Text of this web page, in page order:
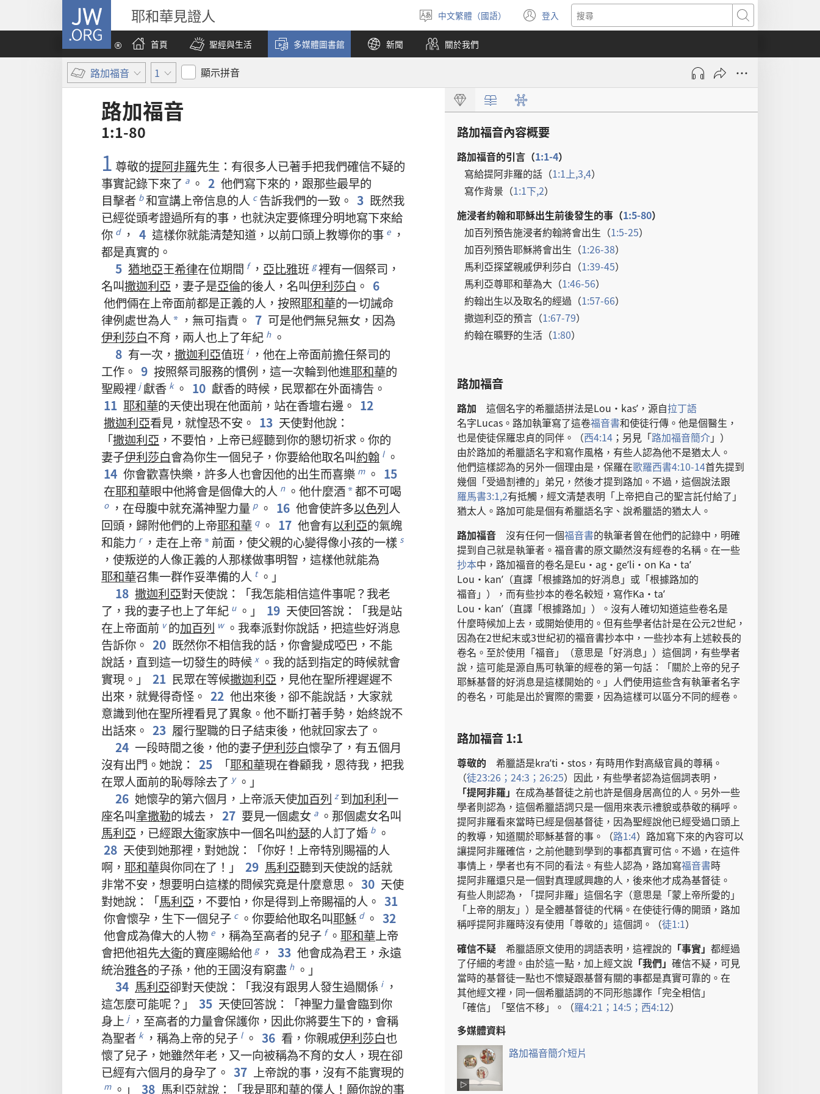
JW.ORG 耶和華見證人
選
擇
語
言
中文繁體（國語） 登入
（開
啟
視
搜
尋
首頁
聖經與生活 多媒體圖書館 新聞 關於我們
路加福音 1 顯示拼音
路加福音
1:1-80
1 尊敬的提阿非羅先生 ： 有很多人已著手把我們確信不疑的
事實記錄下來了 a 。 2 他們寫下來的 ， 跟那些最早的
目擊者 b 和宣講上帝信息的人 c 告訴我們的一致 。 3 既然我
已經從頭考證過所有的事 ， 也就決定要條理分明地寫下來給
你 d ， 4 這樣你就能清楚知道 ， 以前口頭上教導你的事 e ，
都是真實的 。
5 猶地亞王希律在位期間 f ， 亞比雅班 g 裡有一個祭司 ，
名叫撒迦利亞 ， 妻子是亞倫的後人 ， 名叫伊利莎白 。 6
他們倆在上帝面前都是正義的人 ， 按照耶和華的一切誡命
律例處世為人* ， 無可指責 。 7 可是他們無兒無女 ， 因為
伊利莎白不育 ， 兩人也上了年紀 h 。
8 有一次 ， 撒迦利亞值班 i ， 他在上帝面前擔任祭司的
工作 。 9 按照祭司服務的慣例 ， 這一次輪到他進耶和華的
聖殿裡 j 獻香 k 。 10 獻香的時候 ， 民眾都在外面禱告 。
11 耶和華的天使出現在他面前 ， 站在香壇右邊 。 12
撒迦利亞看見 ， 就惶恐不安 。 13 天使對他說 ：
「撒迦利亞 ， 不要怕 ， 上帝已經聽到你的懇切祈求 。 你的
妻子伊利莎白會為你生一個兒子 ， 你要給他取名叫約翰 l 。
14 你會歡喜快樂 ， 許多人也會因他的出生而喜樂 m 。 15
在耶和華眼中他將會是個偉大的人 n 。 他什麼酒*都不可喝
o ， 在母腹中就充滿神聖力量 p 。 16 他會使許多以色列人
回頭 ， 歸附他們的上帝耶和華 q 。 17 他會有以利亞的氣魄
和能力 r ， 走在上帝 * 前面 ， 使父親的心變得像小孩的一樣 s
， 使叛逆的人像正義的人那樣做事明智 ， 這樣他就能為
耶和華召集一群作妥準備的人 t 。」
18 撒迦利亞對天使說 ：「我怎能相信這件事呢？我老
了 ， 我的妻子也上了年紀 u 。」 19 天使回答說 ：「我是站
在上帝面前 v 的加百列 w 。 我奉派對你說話 ， 把這些好消息
告訴你 。 20 既然你不相信我的話 ， 你會變成啞巴 ， 不能
說話 ， 直到這一切發生的時候 x 。 我的話到指定的時候就會
實現 。」 21 民眾在等候撒迦利亞 ， 見他在聖所裡遲遲不
出來 ， 就覺得奇怪 。 22 他出來後 ， 卻不能說話 ， 大家就
意識到他在聖所裡看見了異象 。 他不斷打著手勢 ， 始終說不
出話來 。 23 履行聖職的日子結束後 ， 他就回家去了 。
24 一段時間之後 ， 他的妻子伊利莎白懷孕了 ， 有五個月
沒有出門 。 她說 ： 25 「耶和華現在眷顧我 ， 恩待我 ， 把我
在眾人面前的恥辱除去了 y 。」
26 她懷孕的第六個月 ， 上帝派天使加百列 z 到加利利一
座名叫拿撒勒的城去 ， 27 要見一個處女 a 。 那個處女名叫
馬利亞 ， 已經跟大衛家族中一個名叫約瑟的人訂了婚 b 。
28 天使到她那裡 ， 對她說 ：「你好 ！ 上帝特別賜福的人
啊 ， 耶和華與你同在了 ！」 29 馬利亞聽到天使說的話就
非常不安 ， 想要明白這樣的問候究竟是什麼意思 。 30 天使
對她說 ：「馬利亞 ， 不要怕 ， 你是得到上帝賜福的人 。 31
你會懷孕 ， 生下一個兒子 c 。 你要給他取名叫耶穌 d 。 32
他會成為偉大的人物 e ， 稱為至高者的兒子 f 。 耶和華上帝
會把他祖先大衛的寶座賜給他 g ， 33 他會成為君王 ， 永遠
統治雅各的子孫 ， 他的王國沒有窮盡 h 。」
34 馬利亞卻對天使說 ：「我沒有跟男人發生過關係 i ，
這怎麼可能呢？」 35 天使回答說 ：「神聖力量會臨到你
身上 j ， 至高者的力量會保護你 ， 因此你將要生下的 ， 會稱
為聖者 k ， 稱為上帝的兒子 l 。 36 看 ， 你親戚伊利莎白也
懷了兒子 ， 她雖然年老 ， 又一向被稱為不育的女人 ， 現在卻
已經有六個月的身孕了 。 37 上帝說的事 ， 沒有不能實現的
m 。」 38 馬利亞就說 ：「我是耶和華的僕人 ！ 願你說的事
路加福音內容概要
路加福音的引言 （1:1-4）
寫給提阿非羅的話 （1:1上,3,4）
寫作背景 （1:1下,2）
施浸者約翰和耶穌出生前後發生的事 （1:5-80）
加百列預告施浸者約翰將會出生 （1:5-25）
加百列預告耶穌將會出生 （1:26-38）
馬利亞探望親戚伊利莎白 （1:39-45）
馬利亞尊耶和華為大 （1:46-56）
約翰出生以及取名的經過 （1:57-66）
撒迦利亞的預言 （1:67-79）
約翰在曠野的生活 （1:80）
路加福音
路加 這個名字的希臘語拼法是Lou·kasʹ， 源自拉丁語
名字Lucas。 路加執筆寫了這卷福音書和使徒行傳 。 他是個醫生 ，
也是使徒保羅忠貞的同伴 。（西4:14 ； 另 見 「路加福音簡介」）
由於路加的希臘語名字和寫作風格 ， 有些人認為他不是猶太人 。
他們這樣認為的另外一個理由是 ， 保羅在歌羅西書4:10-14首先提到
幾個 「受過割禮的 」 弟兄 ， 然後才提到路加 。 不過 ， 這個說法跟
羅馬書3:1,2有抵觸 ， 經文清楚表明 「 上帝把自己的聖言託付給了 」
猶太人 。 路加可能是個有希臘語名字 、 說希臘語的猶太人 。
路加福音
沒有任何一個福音書的執筆者曾在他們的記錄中 ， 明確
提到自己就是執筆者 。 福音書的原文顯然沒有經卷的名稱 。 在一些
抄本中 ， 路加福音的卷名是Eu·ag·geʹli·on Ka·taʹ
Lou·kanʹ（直譯 「根據路加的好消息 」 或 「根據路加的
福音」）， 而有些抄本的卷名較短 ， 寫作Ka·taʹ
Lou·kanʹ（直譯 「根據路加 」）。 沒有人確切知道這些卷名是
什麼時候加 上去 ， 或開始使用的 。 但有些學者估計是在公元2世紀 ，
因為在2世紀末或3世紀初的福音書抄本中 ， 一些抄本有 上述較長的
卷名 。 至於使用 「福音」（意思是 「好消息 」） 這個詞 ， 有些學者
說 ， 這可能是源自馬可執筆的經卷的第一句話 ：「關於 上帝的兒子
耶穌基督的好消息是這樣開始的 。」 人們使用這些含有執筆者名字
的卷名 ， 可能是出於實際的需要 ， 因為這樣可以區分不同的經卷 。
路加福音 1:1
尊敬的 希臘語是kraʹti·stos， 有時用作對高級官員的尊稱 。
（徒23:26； 24:3； 26:25） 因此 ， 有些學者認為這個詞表明 ，
「提阿非羅」 在成為基督徒之前也許是個身居高位的人 。 另外一些
學者則認為 ， 這個希臘語詞只是一個用來表示禮貌或恭敬的稱呼 。
提阿非羅看來當時已經是個基督徒 ， 因為聖經說他已經受過口頭上
的教導 ， 知道關於耶穌基督的事 。（路1:4） 路加寫下來的內容可以
讓提阿非羅確信 ， 之前他聽到學到的事都真實可信 。 不過 ， 在這件
事情上 ， 學者也有不同的看法 。 有些人認為 ， 路加寫福音書時
提阿非羅還只是一個對真理感興趣的人 ， 後來他才成為基督徒 。
有些人則認為 ，「提阿非羅 」 這個名字 （意思是 「蒙上帝所愛的 」
「上帝的朋友 」） 是全體基督徒的代稱 。 在使徒行傳的開頭 ， 路加
稱呼提阿非羅時沒有使用 「尊敬的 」 這個詞 。（徒1:1）
確信不疑 希臘語原文使用的詞語表明 ， 這裡說的 「事實」 都經過
了仔細的考證 。 由於這一點 ， 加上經文說 「我們」 確信不疑 ， 可見
當時的基督徒一點也不懷疑跟基督有關的事都是真實可靠的 。 在
其他經文裡 ， 同一個希臘語詞的不同形態譯作 「完全相信」
「確信」「堅信不移」。（羅4:21； 14:5； 西4:12）
多媒體資料
路加福音簡介短片